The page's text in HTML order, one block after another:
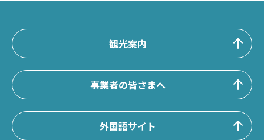
観光案内
事業者の皆さまへ
外国語サイト